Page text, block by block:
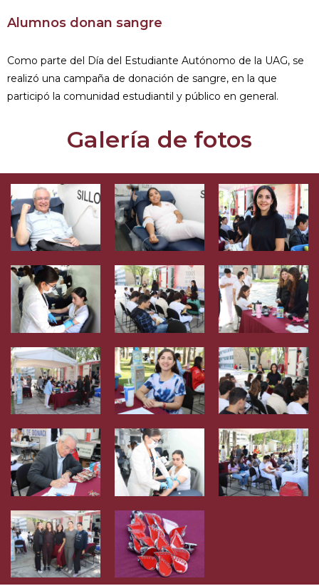
Alumnos donan sangre
Como parte del Día del Estudiante Autónomo de la UAG, se
realizó una campaña de donación de sangre, en la que
participó la comunidad estudiantil y público en general.
Galería de fotos